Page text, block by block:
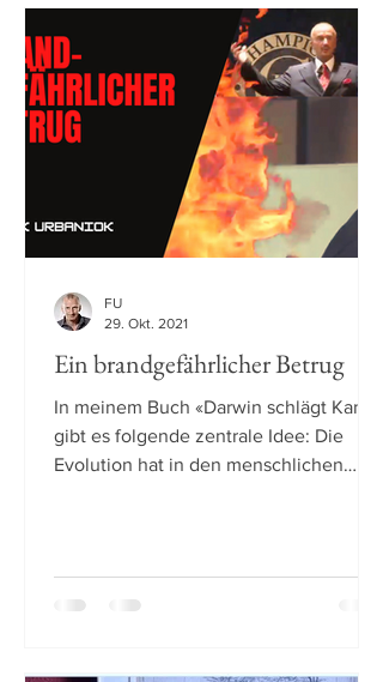
Ein brandgefährlicher Betrug
In meinem Buch «Darwin schlägt Kant»
gibt es folgende zentrale Idee: Die
Evolution hat in den menschlichen
FU
29. Okt. 2021